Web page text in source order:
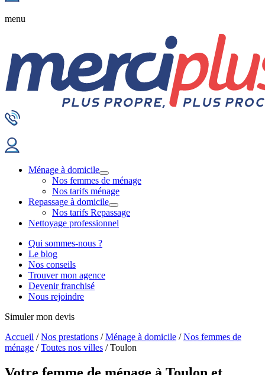
menu
Ménage à domicile
Nos femmes de ménage
Nos tarifs ménage
Repassage à domicile
Nos tarifs Repassage
Nettoyage professionnel
Qui sommes-nous ?
Le blog
Nos conseils
Trouver mon agence
Devenir franchisé
Nous rejoindre
Simuler mon devis
Accueil /Nos prestations /Ménage à domicile /Nos femmes de
ménage /Toutes nos villes /Toulon